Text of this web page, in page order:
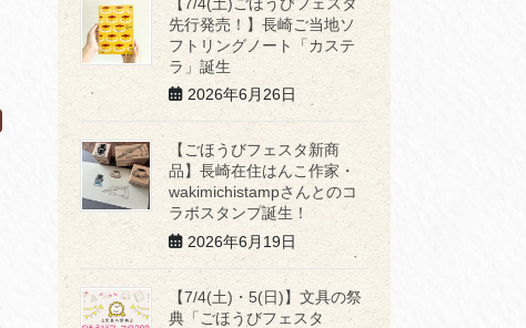
先行発売！】長崎ご当地ソ
フトリングノート「カステ
ラ」誕生
2026年6月26日
【ごほうびフェスタ新商
品】長崎在住はんこ作家・
wakimichistampさんとのコ
ラボスタンプ誕生！
2026年6月19日
【7/4(土)・5(日)】文具の祭
典「ごほうびフェスタ